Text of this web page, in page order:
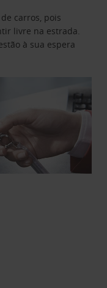
carros, pois
livre na estrada.
à sua espera